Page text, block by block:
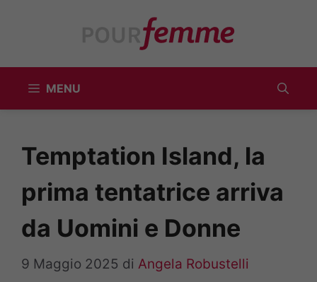
MENU
Temptation Island, la
prima tentatrice arriva
da Uomini e Donne
9 Maggio 2025 di Angela Robustelli